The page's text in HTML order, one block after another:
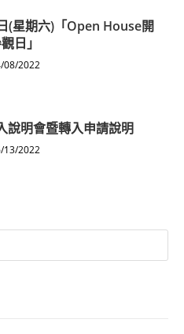
(星期六)「Open House開
日」
08/2022
說明會暨轉入申請說明
13/2022